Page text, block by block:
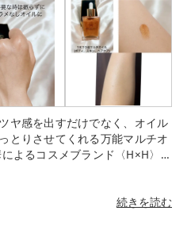
ヤ感を出すだけでなく、オイル
とりさせてくれる万能マルチオ
ティング効果 シャワー後、水気
の膜が水分の蒸発を防ぎ、しっ
続きを読む